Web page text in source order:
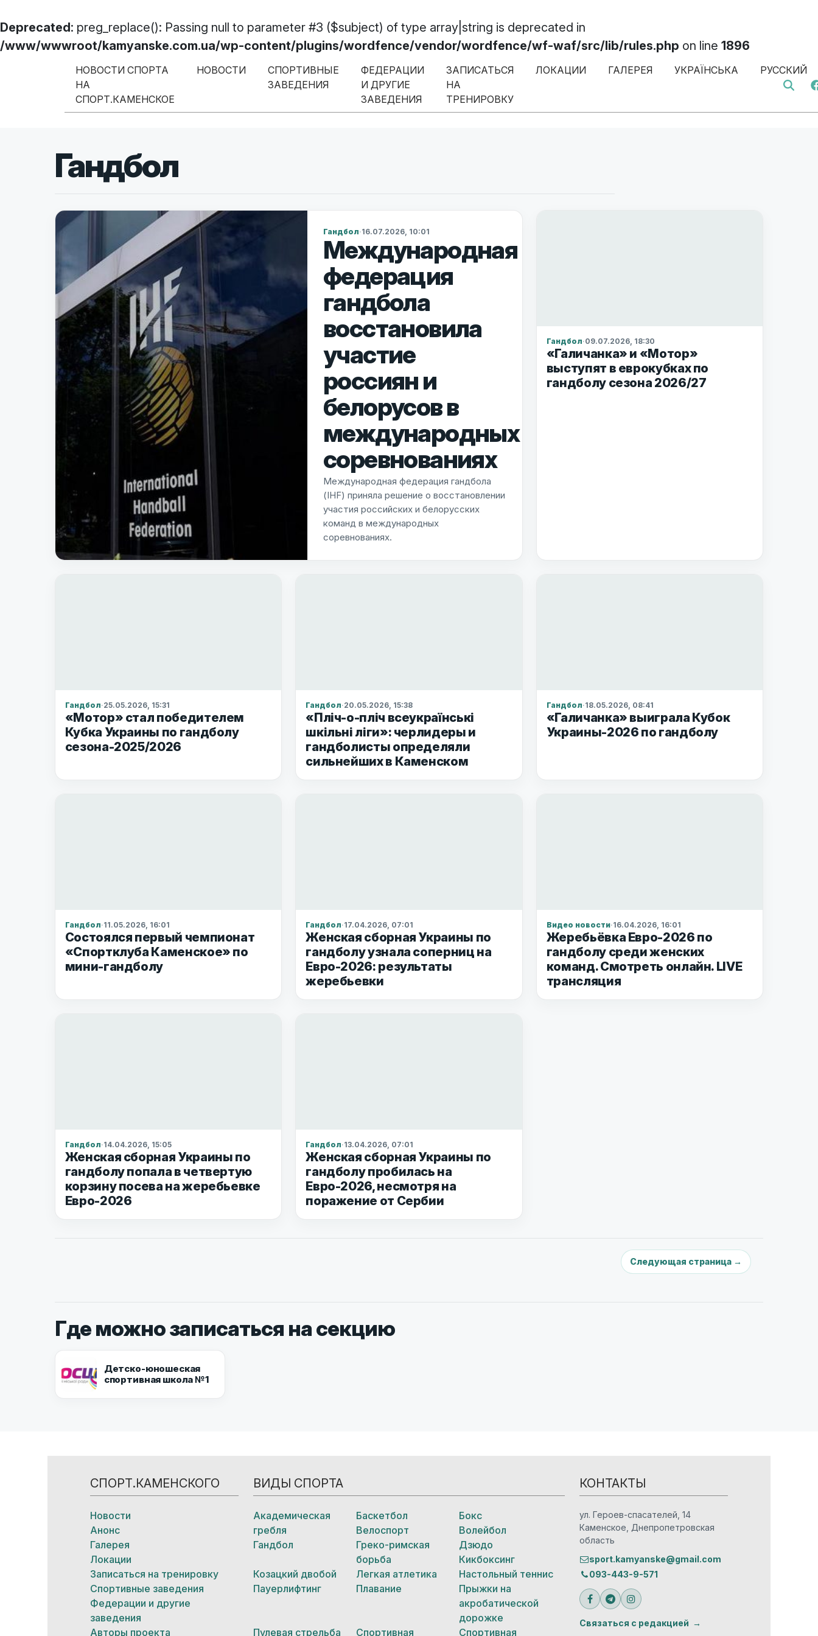
Deprecated: preg_replace(): Passing null to parameter #3 ($subject) of type array|string is deprecated in
/www/wwwroot/kamyanske.com.ua/wp-content/plugins/wordfence/vendor/wordfence/wf-waf/src/lib/rules.php on line 1896
Перейти к содержимому
Меню навигации
НОВОСТИ СПОРТА
НА
СПОРТ.КАМЕНСКОЕ
НОВОСТИ
СПОРТИВНЫЕ
ЗАВЕДЕНИЯ
ФЕДЕРАЦИИ
И ДРУГИЕ
ЗАВЕДЕНИЯ
ЗАПИСАТЬСЯ
НА
ТРЕНИРОВКУ
ЛОКАЦИИ ГАЛЕРЕЯ УКРАЇНСЬКА РУССКИЙ
Гандбол
Гандбол·16.07.2026, 10:01
Международная
федерация
гандбола
восстановила
участие
россиян и
белорусов в
международных
соревнованиях
Международная федерация гандбола
(IHF) приняла решение о восстановлении
участия российских и белорусских
команд в международных
соревнованиях.
Гандбол·09.07.2026, 18:30
«Галичанка» и «Мотор»
выступят в еврокубках по
гандболу сезона 2026/27
Гандбол·25.05.2026, 15:31
«Мотор» стал победителем
Кубка Украины по гандболу
сезона-2025/2026
Гандбол·20.05.2026, 15:38
«Пліч-о-пліч всеукраїнські
шкільні ліги»: черлидеры и
гандболисты определяли
сильнейших в Каменском
Гандбол·18.05.2026, 08:41
«Галичанка» выиграла Кубок
Украины-2026 по гандболу
Гандбол·11.05.2026, 16:01
Состоялся первый чемпионат
«Спортклуба Каменское» по
мини-гандболу
Гандбол·17.04.2026, 07:01
Женская сборная Украины по
гандболу узнала соперниц на
Евро-2026: результаты
жеребьевки
Видео новости·16.04.2026, 16:01
Жеребьёвка Евро-2026 по
гандболу среди женских
команд. Смотреть онлайн. LIVE
трансляция
Гандбол·14.04.2026, 15:05
Женская сборная Украины по
гандболу попала в четвертую
корзину посева на жеребьевке
Евро-2026
Гандбол·13.04.2026, 07:01
Женская сборная Украины по
гандболу пробилась на
Евро-2026, несмотря на
поражение от Сербии
Следующая страница →
Где можно записаться на секцию
Детско-юношеская
спортивная школа №1
СПОРТ.КАМЕНСКОГО
Новости
Анонс
Галерея
Локации
Записаться на тренировку
Спортивные заведения
Федерации и другие
заведения
Авторы проекта
ВИДЫ СПОРТА
Академическая
гребля
Баскетбол
Бокс
Велоспорт
Волейбол
Гандбол
Греко-римская
борьба
Дзюдо
Кикбоксинг
Козацкий двобой
Легкая атлетика
Настольный теннис
Пауерлифтинг
Плавание
Прыжки на
акробатической
дорожке
Пулевая стрельба
Спортивная Спортивная
КОНТАКТЫ
ул. Героев-спасателей, 14
Каменское, Днепропетровская
область
sport.kamyanske@gmail.com
093-443-9-571
Связаться с редакцией